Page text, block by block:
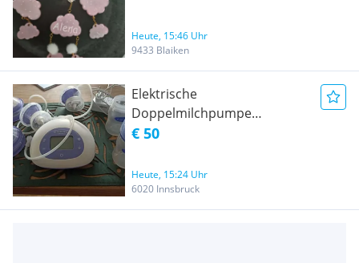
Heute, 15:46 Uhr
9433 Blaiken
Elektrische
Doppelmilchpumpe
Lansinoh
€ 50
Heute, 15:24 Uhr
6020 Innsbruck